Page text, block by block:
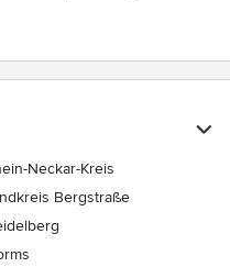
Neckar-Kreis
Bergstraße